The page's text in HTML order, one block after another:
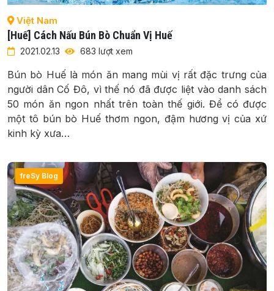
Việt Nam
[Huế] Cách Nấu Bún Bò Chuẩn Vị Huế
2021.02.13 683 lượt xem
Bún bò Huế là món ăn mang mùi vị rất đặc trưng của
người dân Cố Đô, vì thế nó đã được liệt vào danh sách
50 món ăn ngon nhất trên toàn thế giới. Để có được
một tô bún bò Huế thơm ngon, đậm hương vị của xứ
kinh kỳ xưa…
freSy Blog